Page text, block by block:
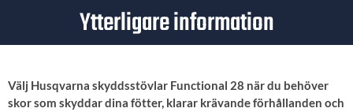
Ytterligare information
Välj Husqvarna skyddsstövlar Functional 28 när du behöver
skor som skyddar dina fötter, klarar krävande förhållanden och